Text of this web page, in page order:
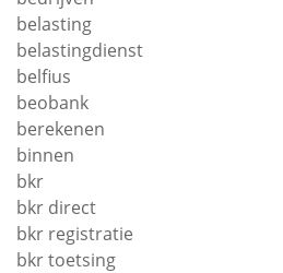
belasting
belastingdienst
belfius
beobank
berekenen
binnen
bkr
bkr direct
bkr registratie
bkr toetsing